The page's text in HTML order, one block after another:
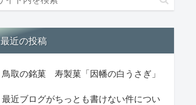
最近の投稿
鳥取の銘菓 寿製菓「因幡の白うさぎ」
最近ブログがちっとも書けない件につい